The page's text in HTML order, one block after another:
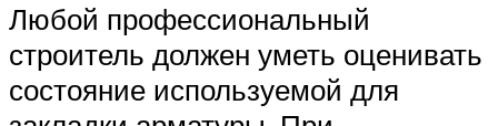
Любой профессиональный
строитель должен уметь оценивать
состояние используемой для